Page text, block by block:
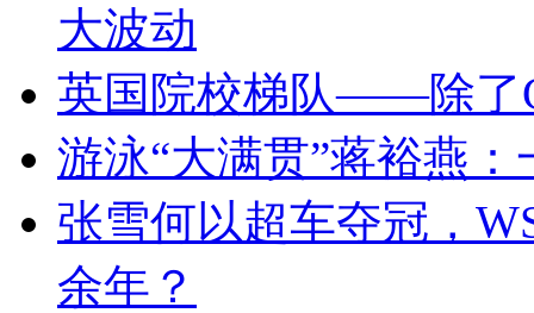
大波动
英国院校梯队——除了
游泳“大满贯”蒋裕燕
张雪何以超车夺冠，
余年？